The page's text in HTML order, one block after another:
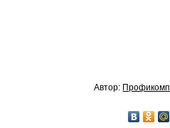
Автор: Профикомп